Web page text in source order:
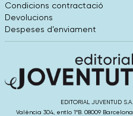
Condicions contractació
Devolucions
Despeses d’enviament
EDITORIAL JUVENTUD S.A.
València 304, entlo 1ºB. 08009 Barcelona